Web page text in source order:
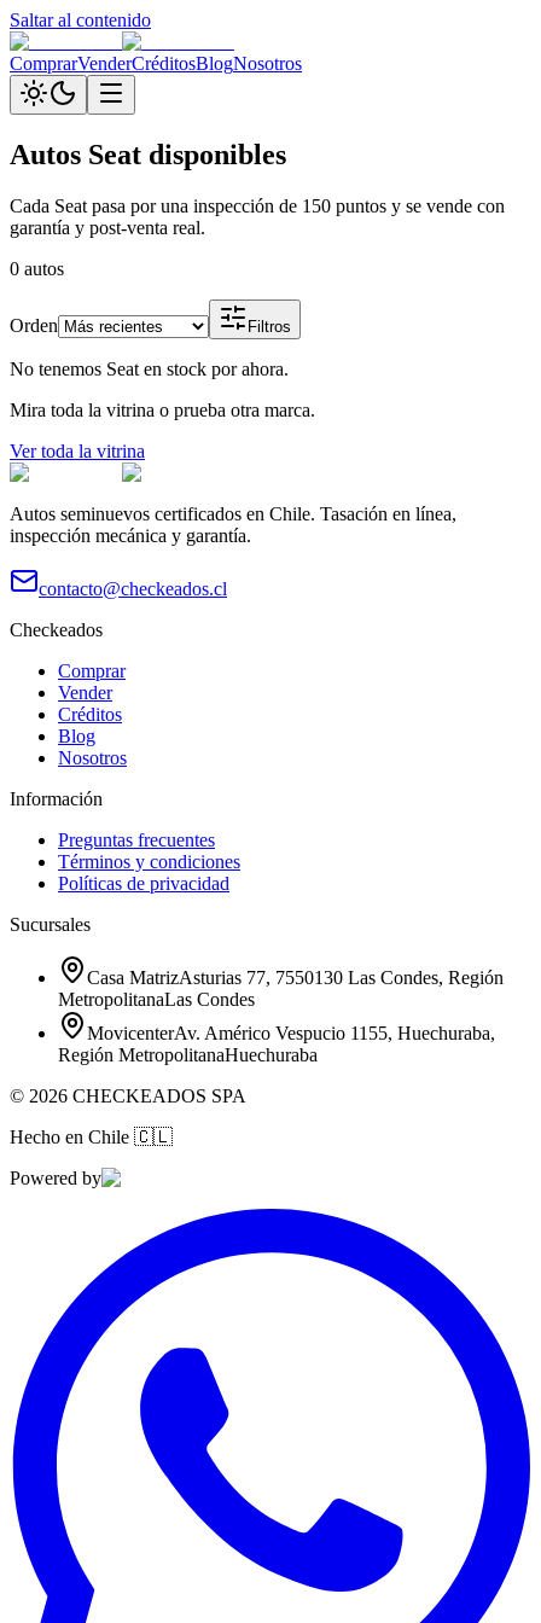
Saltar al contenido
ComprarVenderCréditosBlogNosotros
Autos Seat disponibles
Cada Seat pasa por una inspección de 150 puntos y se vende con
garantía y post-venta real.
0 autos
Orden Filtros
No tenemos Seat en stock por ahora.
Mira toda la vitrina o prueba otra marca.
Ver toda la vitrina
Autos seminuevos certificados en Chile. Tasación en línea,
inspección mecánica y garantía.
contacto@checkeados.cl
Checkeados
Comprar
Vender
Créditos
Blog
Nosotros
Información
Preguntas frecuentes
Términos y condiciones
Políticas de privacidad
Sucursales
Casa MatrizAsturias 77, 7550130 Las Condes, Región
MetropolitanaLas Condes
MovicenterAv. Américo Vespucio 1155, Huechuraba,
Región MetropolitanaHuechuraba
© 2026 CHECKEADOS SPA
Hecho en Chile 🇨🇱
Powered by